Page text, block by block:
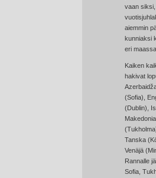
vaan
aiemmin
kunniaksi
eri
Kaiken
hakivat
(Sofia),
(Dublin),
Tanska
Venäjä
Rannalle
Sofia,